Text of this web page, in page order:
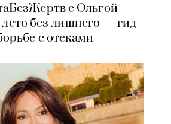
с Ольгой
лето без лишнего — гид
с отеками